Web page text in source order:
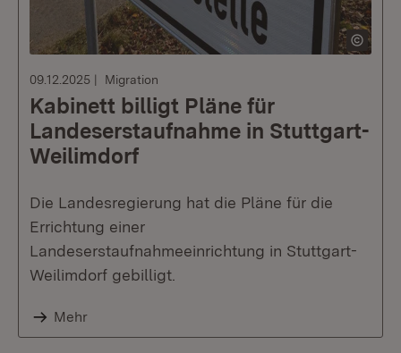
09.12.2025 Migration
Kabinett billigt Pläne für
Landeserstaufnahme in Stuttgart-
Weilimdorf
Die Landesregierung hat die Pläne für die
Errichtung einer
Landeserstaufnahmeeinrichtung in Stuttgart-
Weilimdorf gebilligt.
Mehr